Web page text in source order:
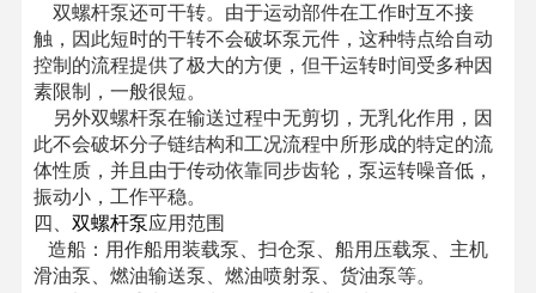
双螺杆泵还可干转。由于运动部件在工作时互不接
触，因此短时的干转不会破坏泵元件，这种特点给自动
控制的流程提供了极大的方便，但干运转时间受多种因
素限制，一般很短。
另外双螺杆泵在输送过程中无剪切，无乳化作用，因
此不会破坏分子链结构和工况流程中所形成的特定的流
体性质，并且由于传动依靠同步齿轮，泵运转噪音低，
振动小，工作平稳。
四、 双螺杆泵应用范围
造船：用作船用装载泵、扫仓泵、船用压载泵、主机
滑油泵、燃油输送泵、燃油喷射泵、货油泵等。